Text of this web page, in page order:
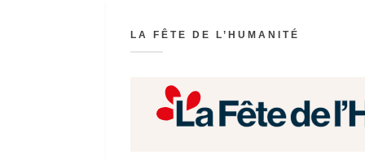
LA FÊTE DE L’HUMANITÉ